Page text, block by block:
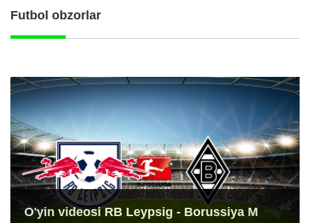
Futbol obzorlar
O'yin videosi RB Leypsig - Borussiya M